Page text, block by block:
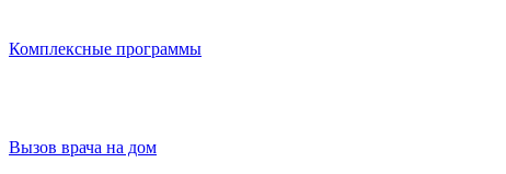
Комплексные программы
Вызов врача на дом